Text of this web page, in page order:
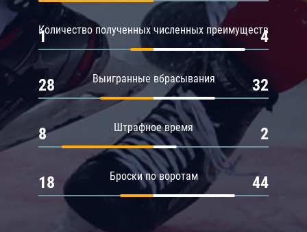
Количество полученных численных преимуществ
1 4
Выигранные вбрасывания
28 32
Штрафное время
8 2
Броски по воротам
18 44